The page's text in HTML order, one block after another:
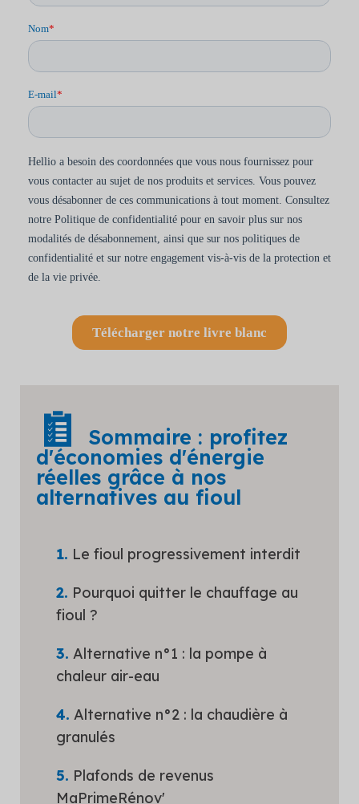
Sommaire : profitez
d'économies d'énergie
réelles grâce à nos
alternatives au fioul
Le fioul progressivement interdit
Pourquoi quitter le chauffage au
fioul ?
Alternative n°1 : la pompe à
chaleur air-eau
Alternative n°2 : la chaudière à
granulés
Plafonds de revenus
MaPrimeRénov'